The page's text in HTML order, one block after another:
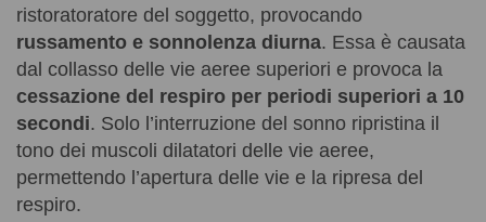
ristoratoratore del soggetto, provocando
russamento e sonnolenza diurna. Essa è causata
dal collasso delle vie aeree superiori e provoca la
cessazione del respiro per periodi superiori a 10
secondi. Solo l’interruzione del sonno ripristina il
tono dei muscoli dilatatori delle vie aeree,
permettendo l’apertura delle vie e la ripresa del
respiro.